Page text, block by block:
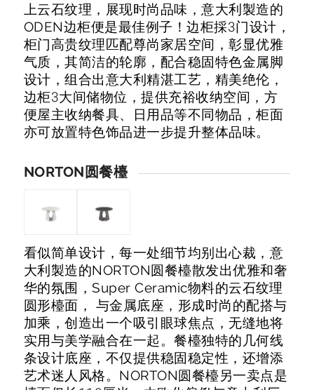
上云石纹理，展现时尚品味，意大利製造的
ODEN边柜便是最佳例子！边柜採3门设计，
柜门高贵纹理匹配尊尚家居空间，彰显优雅
气质，其简洁的轮廓，配合稳固特色金属脚
设计，组合出意大利精湛工艺，精美绝伦，
边柜3大间储物位，提供充裕收纳空间，方
便屋主收纳餐具、日用品等不同物品，柜面
亦可放置特色饰品进一步提升整体品味。
NORTON圆餐檯
看似简单设计，每一处细节均别出心裁，意
大利製造的NORTON圆餐檯散发出优雅和奢
华的氛围，Super Ceramic物料的云石纹理
圆形檯面， 与金属底座，形成时尚的配搭与
加乘，创造出一个吸引眼球焦点，无缝地将
实用与美学融合在一起。餐檯独特的几何线
条设计底座，不仅提供稳固稳定性，还增添
艺术迷人风格。NORTON圆餐檯另一卖点是